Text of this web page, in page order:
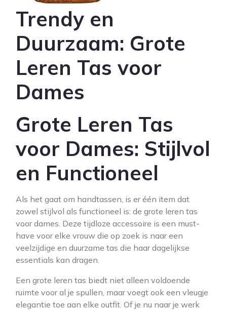
Trendy en
Duurzaam: Grote
Leren Tas voor
Dames
Grote Leren Tas
voor Dames: Stijlvol
en Functioneel
Als het gaat om handtassen, is er één item dat
zowel stijlvol als functioneel is: de grote leren tas
voor dames. Deze tijdloze accessoire is een must-
have voor elke vrouw die op zoek is naar een
veelzijdige en duurzame tas die haar dagelijkse
essentials kan dragen.
Een grote leren tas biedt niet alleen voldoende
ruimte voor al je spullen, maar voegt ook een vleugje
elegantie toe aan elke outfit. Of je nu naar je werk